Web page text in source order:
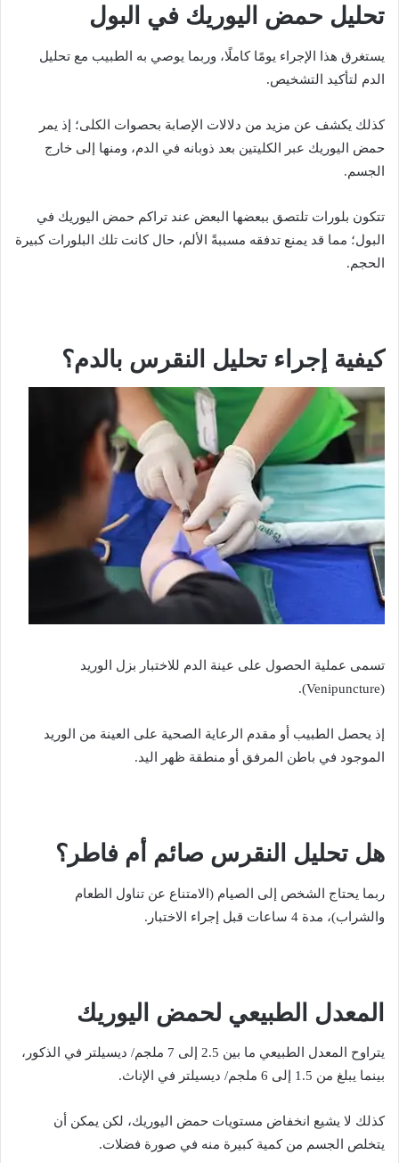
تحليل حمض اليوريك في البول
يستغرق هذا الإجراء يومًا كاملًا، وربما يوصي به الطبيب مع تحليل
الدم لتأكيد التشخيص.
كذلك يكشف عن مزيد من دلالات الإصابة بحصوات الكلى؛ إذ يمر
حمض اليوريك عبر الكليتين بعد ذوبانه في الدم، ومنها إلى خارج
الجسم.
تتكون بلورات تلتصق ببعضها البعض عند تراكم حمض اليوريك في
البول؛ مما قد يمنع تدفقه مسببةً الألم، حال كانت تلك البلورات كبيرة
الحجم.
كيفية إجراء تحليل النقرس بالدم؟
تسمى عملية الحصول على عينة الدم للاختبار بزل الوريد
(Venipuncture).
إذ يحصل الطبيب أو مقدم الرعاية الصحية على العينة من الوريد
الموجود في باطن المرفق أو منطقة ظهر اليد.
هل تحليل النقرس صائم أم فاطر؟
ربما يحتاج الشخص إلى الصيام (الامتناع عن تناول الطعام
والشراب)، مدة 4 ساعات قبل إجراء الاختبار.
المعدل الطبيعي لحمض اليوريك
يتراوح المعدل الطبيعي ما بين 2.5 إلى 7 ملجم/ ديسيلتر في الذكور،
بينما يبلغ من 1.5 إلى 6 ملجم/ ديسيلتر في الإناث.
كذلك لا يشيع انخفاض مستويات حمض اليوريك، لكن يمكن أن
يتخلص الجسم من كمية كبيرة منه في صورة فضلات.